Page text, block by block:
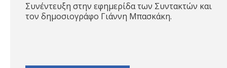
Συνέντευξη στην εφημερίδα των Συντακτών και
τον δημοσιογράφο Γιάννη Μπασκάκη.